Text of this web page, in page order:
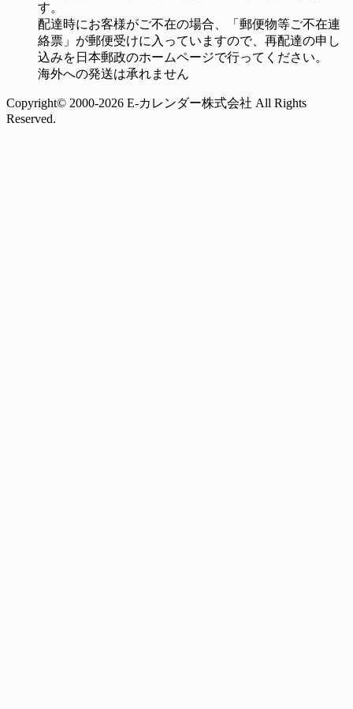
す。
配達時にお客様がご不在の場合、「郵便物等ご不在連
絡票」が郵便受けに入っていますので、再配達の申し
込みを日本郵政のホームページで行ってください。
海外への発送は承れません
Copyright© 2000-2026 E-カレンダー株式会社 All Rights
Reserved.